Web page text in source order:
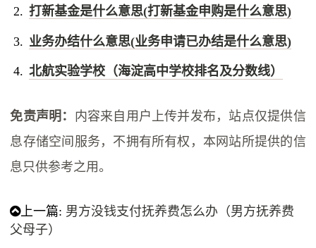
打新基金是什么意思(打新基金申购是什么意思)
业务办结什么意思(业务申请已办结是什么意思)
北航实验学校（海淀高中学校排名及分数线）
免责声明： 内容来自用户上传并发布，站点仅提供信
息存储空间服务，不拥有所有权，本网站所提供的信
息只供参考之用。
上一篇: 男方没钱支付抚养费怎么办（男方抚养费
父母子）